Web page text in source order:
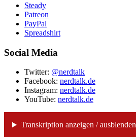
Steady
Patreon
PayPal
Spreadshirt
Social Media
Twitter: @nerdtalk
Facebook: nerdtalk.de
Instagram: nerdtalk.de
YouTube: nerdtalk.de
Transkription anzeigen / ausblenden